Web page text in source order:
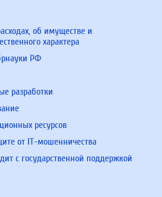
об имуществе и
характера
РФ
разработки
ресурсов
от IT-мошенничества
с государственной поддержкой